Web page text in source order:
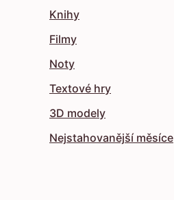
Knihy
Filmy
Noty
Textové hry
3D modely
Nejstahovanější měsíce